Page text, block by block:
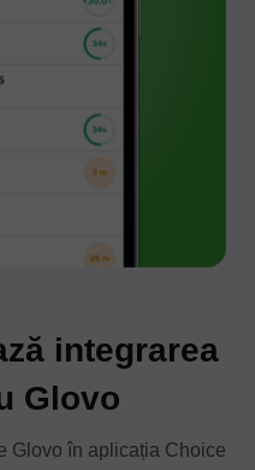
integrarea
Glovo
Glovo în aplicația Choice